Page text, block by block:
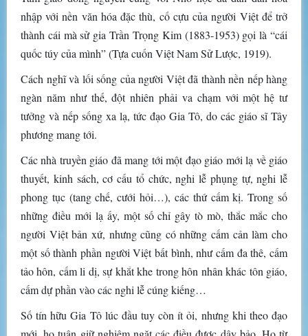
nhập với nền văn hóa đặc thù, cố cựu của người Việt để trở
thành cái mà sử gia Trần Trọng Kim (1883-1953) gọi là “cái
quốc túy của mình” (Tựa cuốn Việt Nam Sử Lược, 1919).
Cách nghĩ và lối sống của người Việt đã thành nền nếp hàng
ngàn năm như thế, đột nhiên phải va chạm với một hệ tư
tưởng và nếp sống xa lạ, tức đạo Gia Tô, do các giáo sĩ Tây
phương mang tới.
Các nhà truyền giáo đã mang tới một đạo giáo mới lạ về giáo
thuyết, kinh sách, cơ cấu tổ chức, nghi lễ phụng tự, nghi lễ
phong tục (tang chế, cưới hỏi…), các thứ cấm kị. Trong số
những điều mới lạ ấy, một số chỉ gây tò mò, thắc mắc cho
người Việt bản xứ, nhưng cũng có những cấm cản làm cho
một số thành phần người Việt bất bình, như cấm đa thê, cấm
tảo hôn, cấm li dị, sự khắt khe trong hôn nhân khác tôn giáo,
cấm dự phần vào các nghi lễ cúng kiếng…
Số tín hữu Gia Tô lúc đầu tuy còn ít ỏi, nhưng khi theo đạo